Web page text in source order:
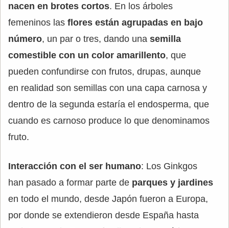
nacen en brotes cortos. En los árboles
femeninos las flores están agrupadas en bajo
número, un par o tres, dando una semilla
comestible con un color amarillento, que
pueden confundirse con frutos, drupas, aunque
en realidad son semillas con una capa carnosa y
dentro de la segunda estaría el endosperma, que
cuando es carnoso produce lo que denominamos
fruto.
Interacción con el ser humano: Los Ginkgos
han pasado a formar parte de parques y jardines
en todo el mundo, desde Japón fueron a Europa,
por donde se extendieron desde España hasta